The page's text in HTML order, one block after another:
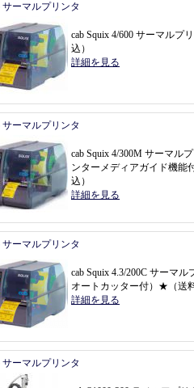
サーマルプリンタ
cab Squix 4/600 サーマルプ
込 ）
詳細を見る
サーマルプリンタ
cab Squix 4/300M サーマル
ンターメディアガイド機能
込 ）
詳細を見る
サーマルプリンタ
cab Squix 4.3/200C サーマル
オートカッター付）★（送
詳細を見る
サーマルプリンタ